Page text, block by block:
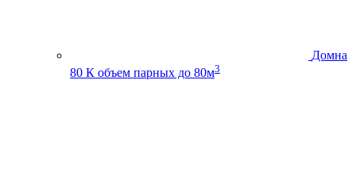
Домна
80 К объем парных до 80м3